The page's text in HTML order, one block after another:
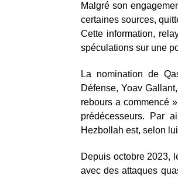
Malgré son
certaines sources,
Cette information,
spéculations sur une
La nomination de
Défense, Yoav
rebours a commencé
prédécesseurs. Par
Hezbollah est, selon
Depuis octobre 2023,
avec des attaques